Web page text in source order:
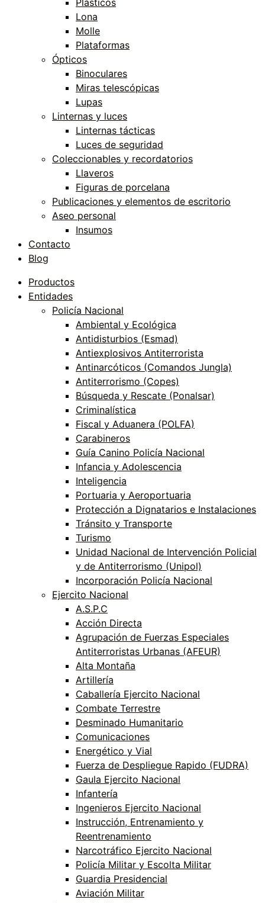
Plásticos
Lona
Molle
Plataformas
Ópticos
Binoculares
Miras telescópicas
Lupas
Linternas y luces
Linternas tácticas
Luces de seguridad
Coleccionables y recordatorios
Llaveros
Figuras de porcelana
Publicaciones y elementos de escritorio
Aseo personal
Insumos
Contacto
Blog
Productos
Entidades
Policía Nacional
Ambiental y Ecológica
Antidisturbios (Esmad)
Antiexplosivos Antiterrorista
Antinarcóticos (Comandos Jungla)
Antiterrorismo (Copes)
Búsqueda y Rescate (Ponalsar)
Criminalística
Fiscal y Aduanera (POLFA)
Carabineros
Guía Canino Policía Nacional
Infancia y Adolescencia
Inteligencia
Portuaria y Aeroportuaria
Protección a Dignatarios e Instalaciones
Tránsito y Transporte
Turismo
Unidad Nacional de Intervención Policial
y de Antiterrorismo (Unipol)
Incorporación Policía Nacional
Ejercito Nacional
A.S.P.C
Acción Directa
Agrupación de Fuerzas Especiales
Antiterroristas Urbanas (AFEUR)
Alta Montaña
Artillería
Caballería Ejercito Nacional
Combate Terrestre
Desminado Humanitario
Comunicaciones
Energético y Vial
Fuerza de Despliegue Rapido (FUDRA)
Gaula Ejercito Nacional
Infantería
Ingenieros Ejercito Nacional
Instrucción, Entrenamiento y
Reentrenamiento
Narcotráfico Ejercito Nacional
Policía Militar y Escolta Militar
Guardia Presidencial
Aviación Militar